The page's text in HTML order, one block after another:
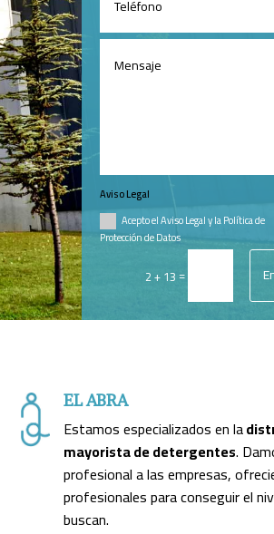
Aviso Legal
Acepto el Aviso Legal y la Política de
Protección de Datos
2 + 13=
EL ABRA
Estamos especializados en la
mayorista de detergentes.
profesional a las empresas,
profesionales para conseguir el
buscan.